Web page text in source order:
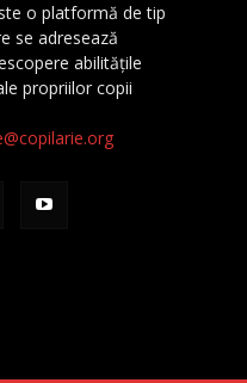
o platformă de tip
se adresează
abilităţile
propriilor copii